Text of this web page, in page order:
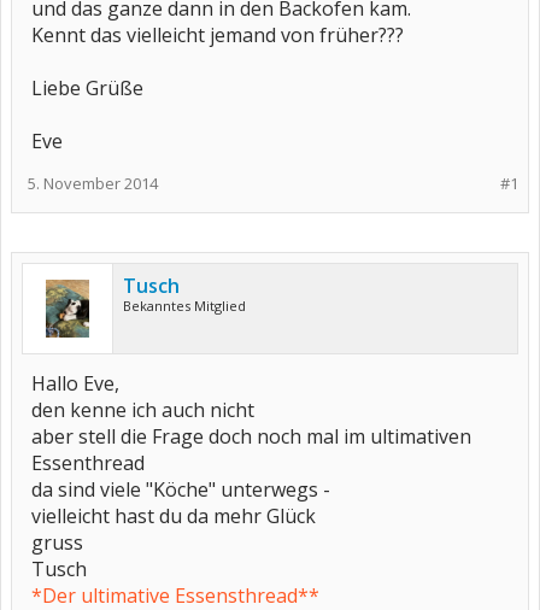
und das ganze dann in den Backofen kam.
Kennt das vielleicht jemand von früher???
Liebe Grüße
Eve
#1
5. November 2014
Tusch
Bekanntes Mitglied
Hallo Eve,
den kenne ich auch nicht
aber stell die Frage doch noch mal im ultimativen
Essenthread
da sind viele "Köche" unterwegs -
vielleicht hast du da mehr Glück
gruss
Tusch
*Der ultimative Essensthread**